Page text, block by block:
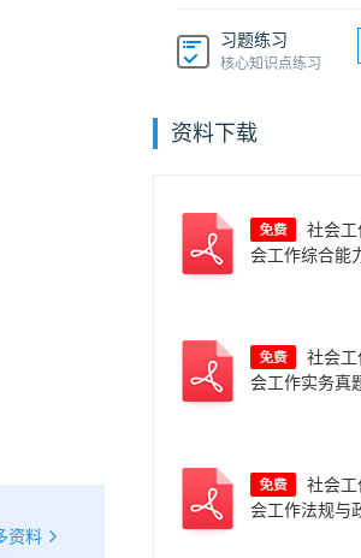
资料
习题练习
核心知识点练习
资料下载
会工作综合能
（2023-2025
会工作实务真
会工作法规与
（2023-2025